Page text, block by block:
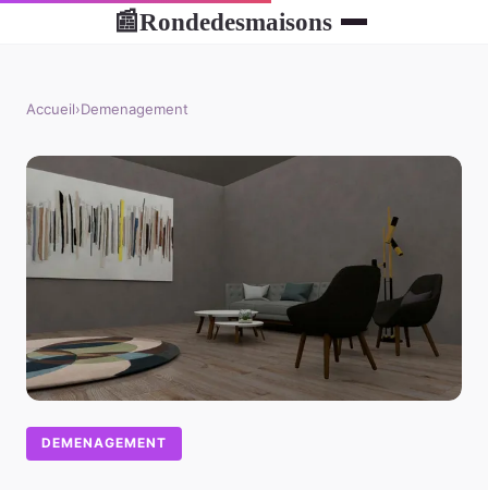
📰Rondedesmaisons
Accueil›Demenagement
DEMENAGEMENT